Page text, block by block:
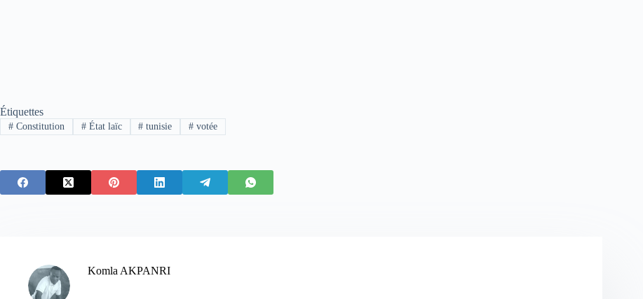
Étiquettes
#Constitution #État laïc # tunisie # votée
Komla AKPANRI